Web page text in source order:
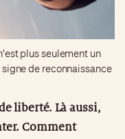
plus seulement un
de reconnaissance
liberté. Là aussi,
Comment